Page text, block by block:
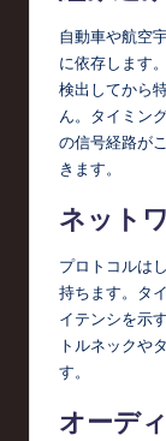
自動車や航空
に依存します
検出してから
ん。タイミン
の信号経路が
きます。
ネット
プロトコルは
持ちます。タ
イテンシを示
トルネックや
す。
オーデ